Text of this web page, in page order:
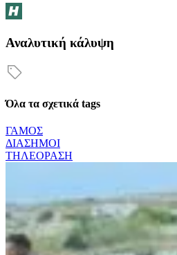
Αναλυτική κάλυψη
Όλα τα σχετικά tags
ΓΑΜΟΣ
ΔΙΑΣΗΜΟΙ
ΤΗΛΕΟΡΑΣΗ